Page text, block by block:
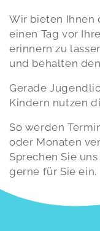
Wir bieten Ihnen
einen Tag vor
erinnern zu
und behalten
Gerade
Kindern nutzen
So werden
oder Monaten
Sprechen Sie
gerne für Sie ein.